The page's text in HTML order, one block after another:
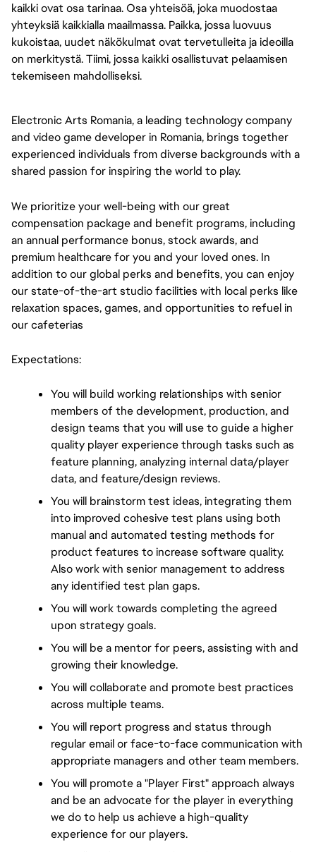
kaikki ovat osa tarinaa. Osa yhteisöä, joka muodostaa
yhteyksiä kaikkialla maailmassa. Paikka, jossa luovuus
kukoistaa, uudet näkökulmat ovat tervetulleita ja ideoilla
on merkitystä. Tiimi, jossa kaikki osallistuvat pelaamisen
tekemiseen mahdolliseksi.
Electronic Arts Romania, a leading technology company
and video game developer in Romania, brings together
experienced individuals from diverse backgrounds with a
shared passion for inspiring the world to play.
We prioritize your well-being with our great
compensation package and benefit programs, including
an annual performance bonus, stock awards, and
premium healthcare for you and your loved ones. In
addition to our global perks and benefits, you can enjoy
our state-of-the-art studio facilities with local perks like
relaxation spaces, games, and opportunities to refuel in
our cafeterias
Expectations:
You will build working relationships with senior
members of the development, production, and
design teams that you will use to guide a higher
quality player experience through tasks such as
feature planning, analyzing internal data/player
data, and feature/design reviews.
You will brainstorm test ideas, integrating them
into improved cohesive test plans using both
manual and automated testing methods for
product features to increase software quality.
Also work with senior management to address
any identified test plan gaps.
You will work towards completing the agreed
upon strategy goals.
You will be a mentor for peers, assisting with and
growing their knowledge.
You will collaborate and promote best practices
across multiple teams.
You will report progress and status through
regular email or face-to-face communication with
appropriate managers and other team members.
You will promote a "Player First" approach always
and be an advocate for the player in everything
we do to help us achieve a high-quality
experience for our players.